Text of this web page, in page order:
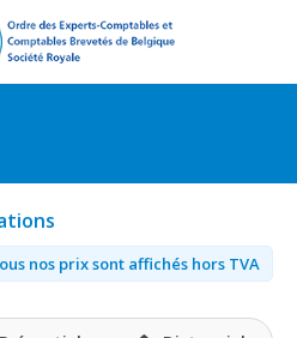
nos prix sont affichés hors TVA